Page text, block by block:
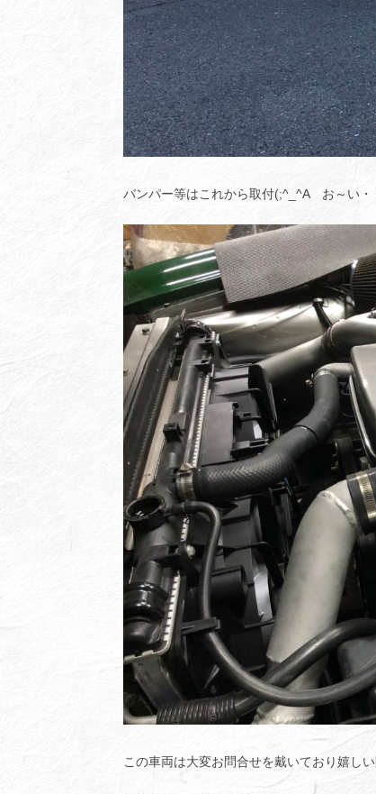
バンパー等はこれから取付(;^_^A お～い・
この車両は大変お問合せを戴いており嬉し